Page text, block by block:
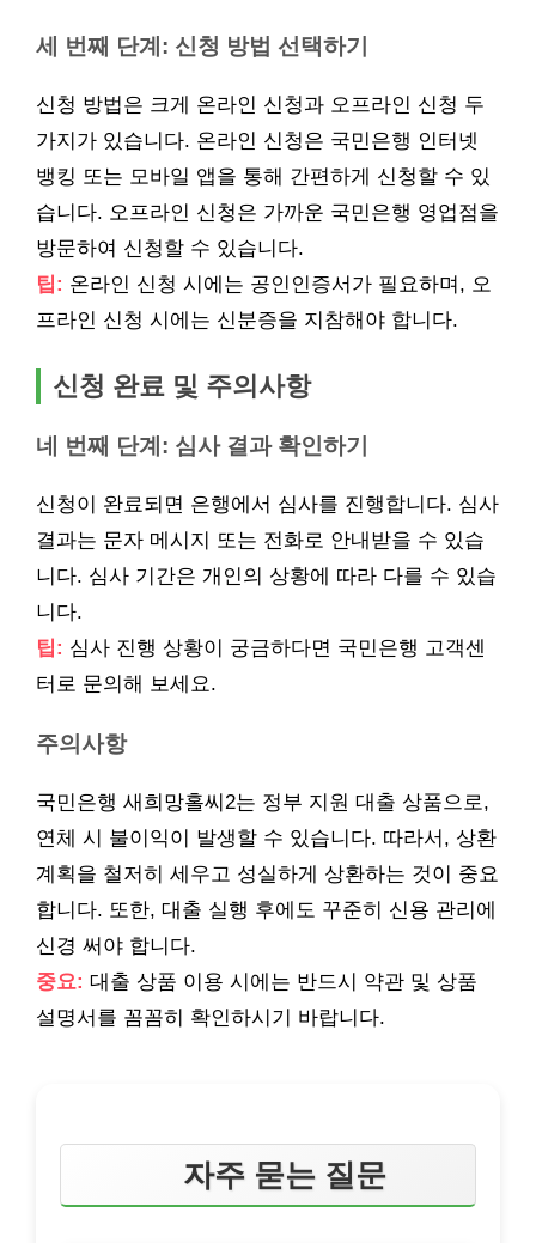
세 번째 단계: 신청 방법 선택하기
신청 방법은 크게 온라인 신청과 오프라인 신청 두
가지가 있습니다. 온라인 신청은 국민은행 인터넷
뱅킹 또는 모바일 앱을 통해 간편하게 신청할 수 있
습니다. 오프라인 신청은 가까운 국민은행 영업점을
방문하여 신청할 수 있습니다.
팁: 온라인 신청 시에는 공인인증서가 필요하며, 오
프라인 신청 시에는 신분증을 지참해야 합니다.
신청 완료 및 주의사항
네 번째 단계: 심사 결과 확인하기
신청이 완료되면 은행에서 심사를 진행합니다. 심사
결과는 문자 메시지 또는 전화로 안내받을 수 있습
니다. 심사 기간은 개인의 상황에 따라 다를 수 있습
니다.
팁: 심사 진행 상황이 궁금하다면 국민은행 고객센
터로 문의해 보세요.
주의사항
국민은행 새희망홀씨2는 정부 지원 대출 상품으로,
연체 시 불이익이 발생할 수 있습니다. 따라서, 상환
계획을 철저히 세우고 성실하게 상환하는 것이 중요
합니다. 또한, 대출 실행 후에도 꾸준히 신용 관리에
신경 써야 합니다.
중요: 대출 상품 이용 시에는 반드시 약관 및 상품
설명서를 꼼꼼히 확인하시기 바랍니다.
자주 묻는 질문